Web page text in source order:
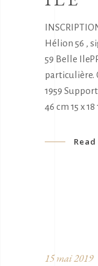
Hélion 56 ,
59 Belle
particulière.
1959
46 cm 15 x 18
15 mai 2019